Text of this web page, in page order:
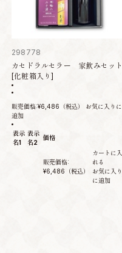
298778
カセドラルセラー 家飲みセット
[化粧箱入り]
販売価格:¥6,486 （税込）
お気に入りに
追加
表示
名1
表示
名2
価格
販売価格:
¥6,486 （税込）
カートに入
れる
お気に入り
に追加